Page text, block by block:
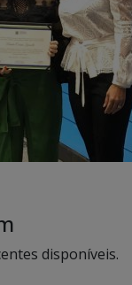
disponíveis.